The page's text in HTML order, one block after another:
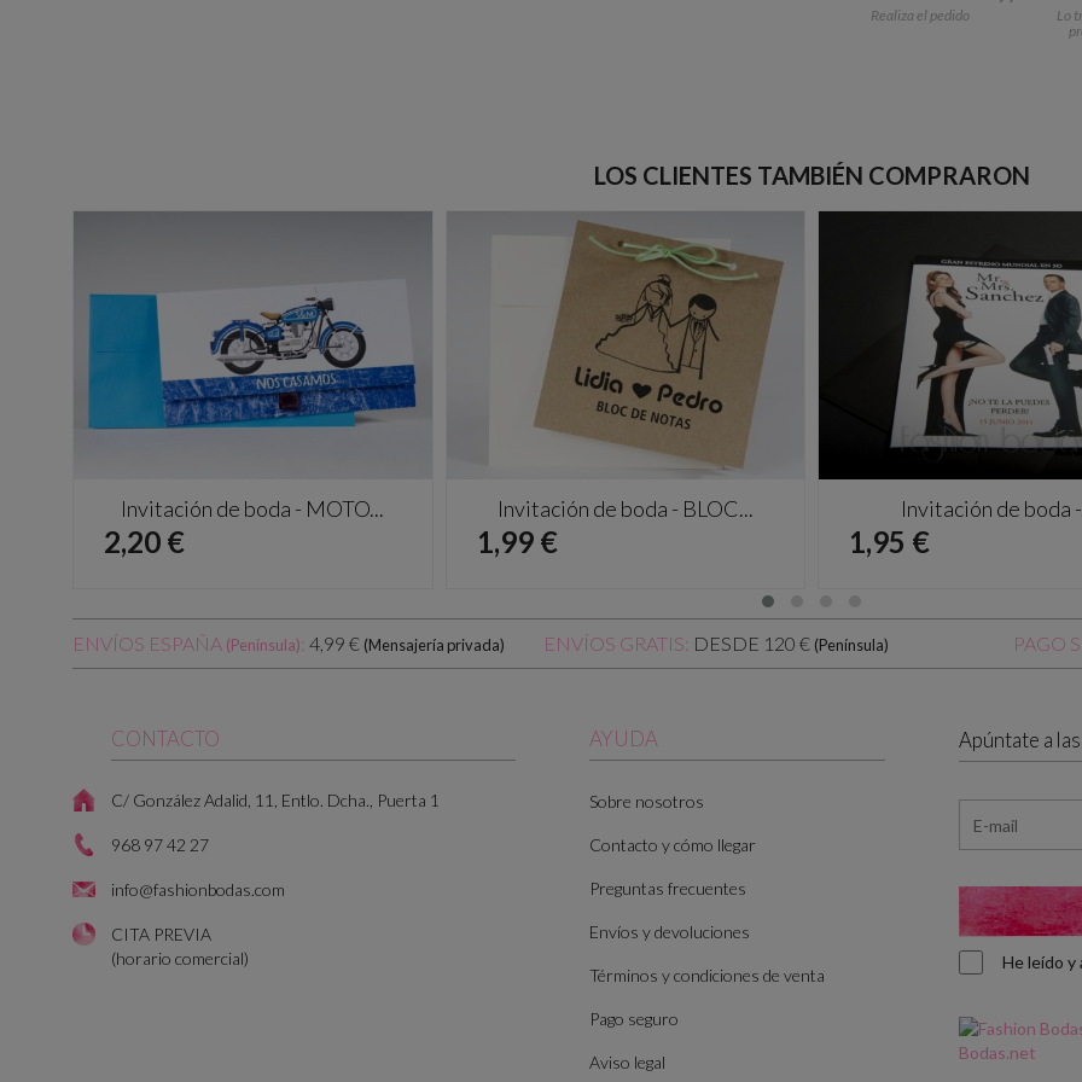
Realiza el pedido
Lo
LOS CLIENTES TAMBIÉN COMPRARON
Invitación de boda - MOTO...
Precio
2,20 €
Invitación de boda - BLOC...
Precio
1,99 €
Invitación de boda -
Precio
1,95 €
ENVÍOS ESPAÑA (Península): 4,99 € (Mensajería privada) ENVÍOS GRATIS: DESDE 120 € (Península) PAGO
CONTACTO
C/ González Adalid, 11, Entlo. Dcha., Puerta 1
968 97 42 27
info@fashionbodas.com
CITA PREVIA
(horario comercial)
AYUDA
Sobre nosotros
Contacto y cómo llegar
Preguntas frecuentes
Envíos y devoluciones
Términos y condiciones de venta
Pago seguro
Aviso legal
Apúntate a
He leído y